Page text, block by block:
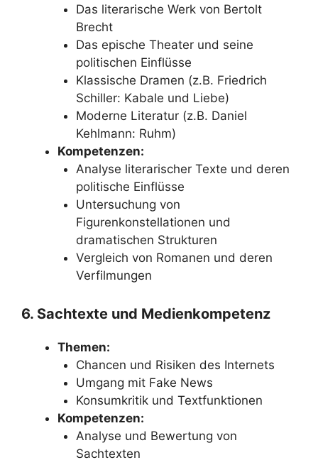
Das literarische Werk von Bertolt
Brecht
Das epische Theater und seine
politischen Einflüsse
Klassische Dramen (z.B. Friedrich
Schiller: Kabale und Liebe)
Moderne Literatur (z.B. Daniel
Kehlmann: Ruhm)
Kompetenzen:
Analyse literarischer Texte und deren
politische Einflüsse
Untersuchung von
Figurenkonstellationen und
dramatischen Strukturen
Vergleich von Romanen und deren
Verfilmungen
6. Sachtexte und Medienkompetenz
Themen:
Chancen und Risiken des Internets
Umgang mit Fake News
Konsumkritik und Textfunktionen
Kompetenzen:
Analyse und Bewertung von
Sachtexten